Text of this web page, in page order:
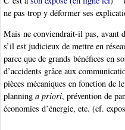
ne pas trop y déformer ses
Mais ne conviendrait-il pas, avant
s’il est judicieux de mettre en
parce que de grands bénéfices en
d’accidents grâce aux
pièces mécaniques en fonction de
planning a priori, prévention de
économies d’énergie, etc. (cf.